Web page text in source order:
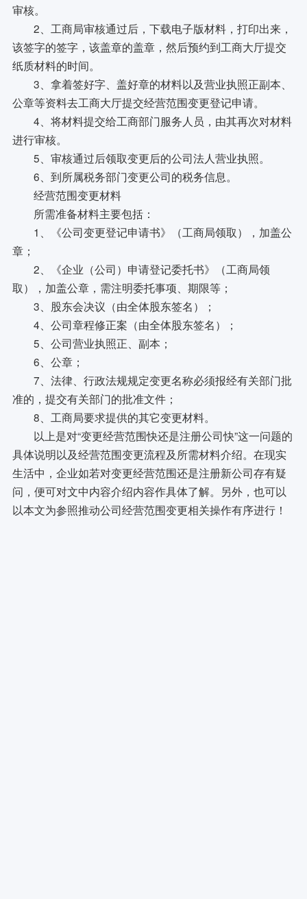
审核。
2、工商局审核通过后，下载电子版材料，打印出来，
该签字的签字，该盖章的盖章，然后预约到工商大厅提交
纸质材料的时间。
3、拿着签好字、盖好章的材料以及营业执照正副本、
公章等资料去工商大厅提交经营范围变更登记申请。
4、将材料提交给工商部门服务人员，由其再次对材料
进行审核。
5、审核通过后领取变更后的公司法人营业执照。
6、到所属税务部门变更公司的税务信息。
经营范围变更材料
所需准备材料主要包括：
1、《公司变更登记申请书》（工商局领取），加盖公
章；
2、《企业（公司）申请登记委托书》（工商局领
取），加盖公章，需注明委托事项、期限等；
3、股东会决议（由全体股东签名）；
4、公司章程修正案（由全体股东签名）；
5、公司营业执照正、副本；
6、公章；
7、法律、行政法规规定变更名称必须报经有关部门批
准的，提交有关部门的批准文件；
8、工商局要求提供的其它变更材料。
以上是对“变更经营范围快还是注册公司快”这一问题的
具体说明以及经营范围变更流程及所需材料介绍。在现实
生活中，企业如若对变更经营范围还是注册新公司存有疑
问，便可对文中内容介绍内容作具体了解。另外，也可以
以本文为参照推动公司经营范围变更相关操作有序进行！